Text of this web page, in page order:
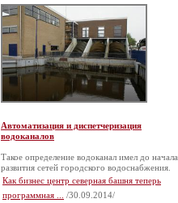
Автоматизация и диспетчеризация
водоканалов
Такое определение водоканал имел до начала
развития сетей городского водоснабжения.
Как бизнес центр северная башня теперь
программная ...
/30.09.2014/